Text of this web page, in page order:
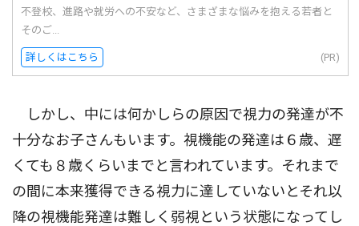
不登校、進路や就労への不安など、さまざまな悩みを抱える若者と
そのご...
詳しくはこちら (PR)
しかし、中には何かしらの原因で視力の発達が不
十分なお子さんもいます。視機能の発達は６歳、遅
くても８歳くらいまでと言われています。それまで
の間に本来獲得できる視力に達していないとそれ以
降の視機能発達は難しく弱視という状態になってし